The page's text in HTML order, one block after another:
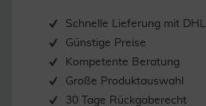
Schnelle Lieferung mit DHL
Günstige Preise
Kompetente Beratung
Große Produktauswahl
30 Tage Rückgaberecht